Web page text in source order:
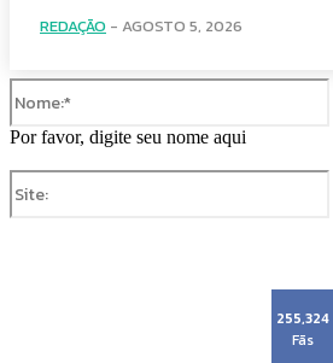
REDAÇÃO - AGOSTO 5, 2026
Por favor, digite seu nome aqui
255,324
Fãs